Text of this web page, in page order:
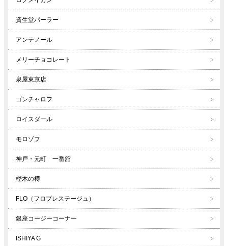
資生堂パーラー
アンテノール
メリーチョコレート
泉屋東京店
ゴンチャロフ
ロイスダール
モロゾフ
神戸・元町 一番舘
樫木の樽
FLO（フロプレステージュ）
銀座コージーコーナー
ISHIYA G